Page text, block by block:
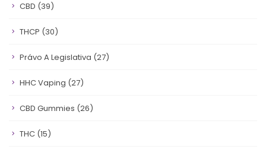
CBD (39)
THCP (30)
Právo A Legislativa (27)
HHC Vaping (27)
CBD Gummies (26)
THC (15)